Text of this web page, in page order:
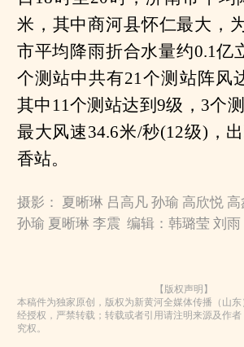
米，其中商河县怀仁最大，
市平均降雨折合水量约0.1亿
个测站中共有21个测站阵风
其中11个测站达到9级，3个测
最大风速34.6米/秒(12级)，
香站。
摄影： 夏晰琳 吕高凡 孙瑜 高欣悦
孙瑜 夏晰琳 李震 编辑：韩璐莹 刘
【版权声明】
本稿件为独家原创，版权为新黄河全媒体传播（山
经授权，严禁转载；转载或者引用请注明来源及作
究权。